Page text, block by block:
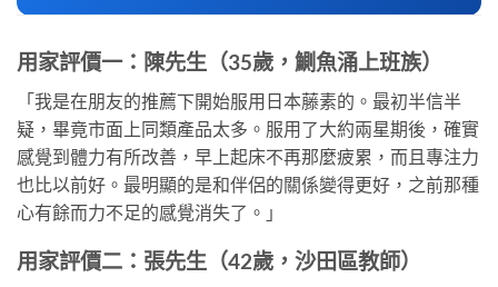
用家評價一：陳先生（35歲，鰂魚涌上班族）
「我是在朋友的推薦下開始服用日本藤素的。最初半信半
疑，畢竟市面上同類產品太多。服用了大約兩星期後，確實
感覺到體力有所改善，早上起床不再那麼疲累，而且專注力
也比以前好。最明顯的是和伴侶的關係變得更好，之前那種
心有餘而力不足的感覺消失了。」
用家評價二：張先生（42歲，沙田區教師）